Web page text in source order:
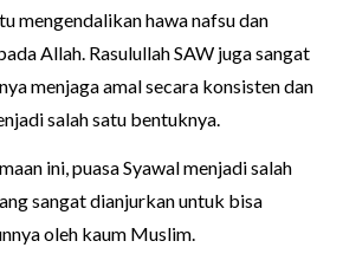
mengendalikan hawa nafsu dan
Allah. Rasulullah SAW juga sangat
menjaga amal secara konsisten dan
salah satu bentuknya.
ini, puasa Syawal menjadi salah
sangat dianjurkan untuk bisa
oleh kaum Muslim.